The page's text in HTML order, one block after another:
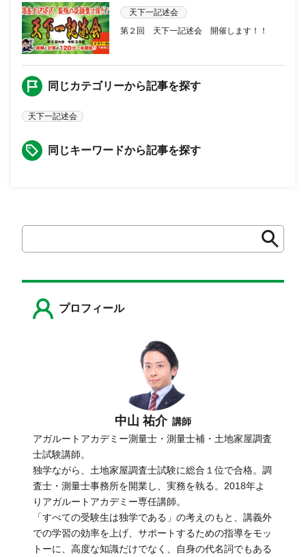
天下一記述会
第２回 天下一記述会 開催します！！
同じカテゴリーから記事を探す
天下一記述会
同じキーワードから記事を探す
索
検
プロフィール
中山 祐介 講師
アガルートアカデミー測量士・測量士補・土地家屋調査
士試験講師。
独学ながら、土地家屋調査士試験に総合１位で合格。調
査士・測量士事務所を開業し、実務を執る。2018年よ
りアガルートアカデミー専任講師。
「すべての受験生は独学である」の考えのもと、講義外
での学習の効率を上げ、サポートするための指導をモッ
トーに、高度な知識だけでなく、自身の代名詞でもある